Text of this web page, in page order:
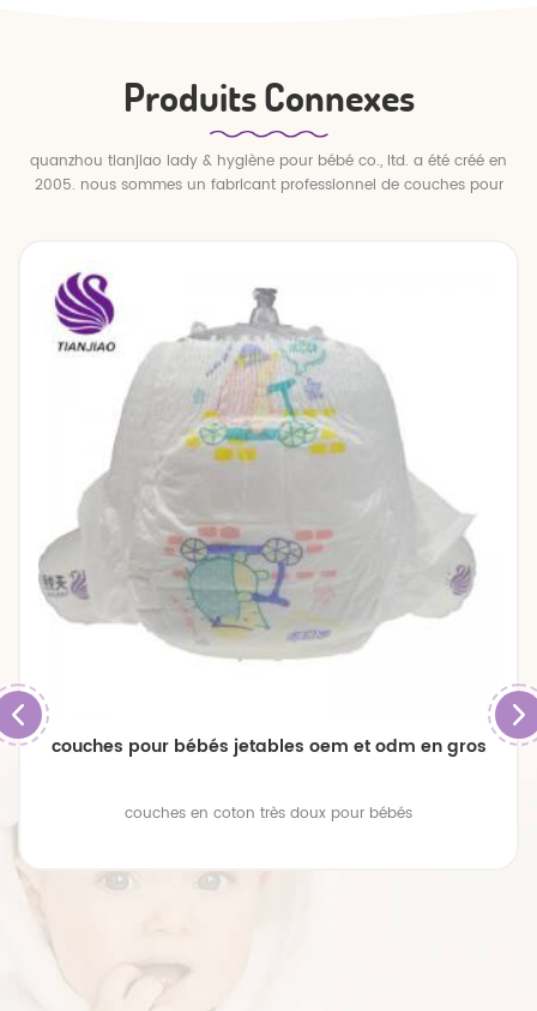
Produits Connexes
quanzhou tianjiao lady & hygiène pour bébé co., ltd. a été créé en
2005. nous sommes un fabricant professionnel de couches pour
couches pour bébés jetables oem et odm en gros
couches en coton très doux pour bébés